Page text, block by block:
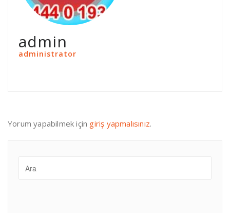
admin
administrator
Yorum yapabilmek için giriş yapmalısınız.